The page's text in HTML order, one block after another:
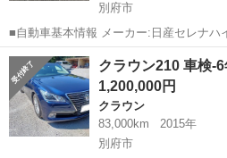
別府市
■自動車基本情報 メーカー:日産セレナハ
レード: 排気量:cc 年式:25年 輸入車モデ
乗ってますので走行距離伸びます 色: 色...
大分 別府市 クラウン ハイブ
クラウン210 車検
1,200,000円
クラウン
83,000km
2015年
別府市